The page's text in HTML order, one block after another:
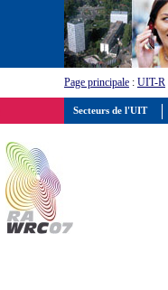
Page principale : UIT-R
Secteurs de l'UIT